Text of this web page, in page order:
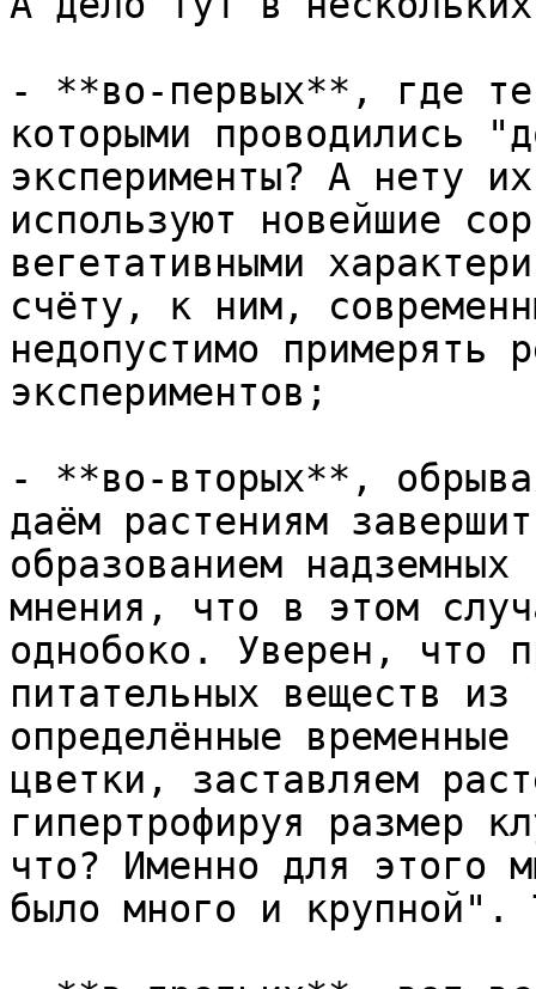
- **во-первых**, где те
которыми проводились
эксперименты? А нету
используют новейшие
вегетативными
счёту, к ним,
недопустимо примерять
экспериментов;
- **во-вторых**,
даём растениям
образованием
мнения, что в этом
однобоко. Уверен, что
питательных веществ
определённые
цветки, заставляем
гипертрофируя размер
что? Именно для этого
было много и крупной".